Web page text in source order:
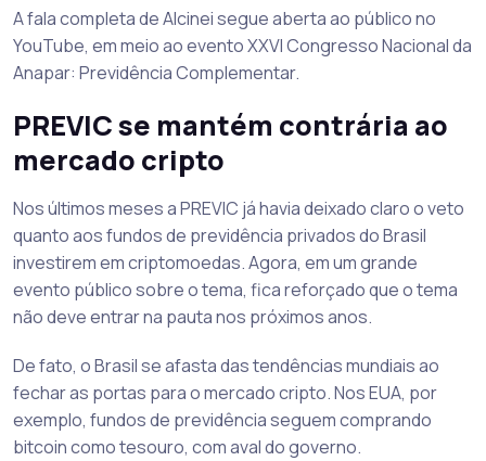
A fala completa de Alcinei segue aberta ao público no
YouTube, em meio ao evento XXVI Congresso Nacional da
Anapar: Previdência Complementar.
PREVIC se mantém contrária ao
mercado cripto
Nos últimos meses a PREVIC já havia deixado claro o veto
quanto aos fundos de previdência privados do Brasil
investirem em criptomoedas. Agora, em um grande
evento público sobre o tema, fica reforçado que o tema
não deve entrar na pauta nos próximos anos.
De fato, o Brasil se afasta das tendências mundiais ao
fechar as portas para o mercado cripto. Nos EUA, por
exemplo, fundos de previdência seguem comprando
bitcoin como tesouro, com aval do governo.